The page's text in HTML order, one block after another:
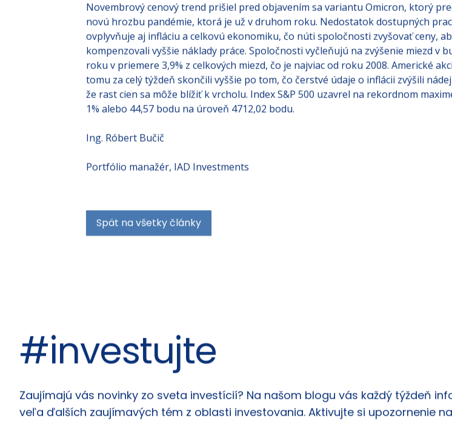
Novembrový cenový trend prišiel pred objavením sa variantu Omicron, ktorý
novú hrozbu pandémie, ktorá je už v druhom roku. Nedostatok dostupných
ovplyvňuje aj infláciu a celkovú ekonomiku, čo núti spoločnosti zvyšovať ceny,
kompenzovali vyššie náklady práce. Spoločnosti vyčleňujú na zvýšenie miezd v
roku v priemere 3,9% z celkových miezd, čo je najviac od roku 2008. Americké
tomu za celý týždeň skončili vyššie po tom, čo čerstvé údaje o inflácii zvýšili
že rast cien sa môže blížiť k vrcholu. Index S&P 500 uzavrel na rekordnom
1% alebo 44,57 bodu na úroveň 4712,02 bodu.
Ing. Róbert Bučič
Portfólio manažér, IAD Investments
Spät na všetky články
#investujte
Články
Zaujímajú vás novinky zo sveta investícií? Na našom blogu vás každý týždeň
veľa ďalších zaujímavých tém z oblasti investovania. Aktivujte si upozornenie